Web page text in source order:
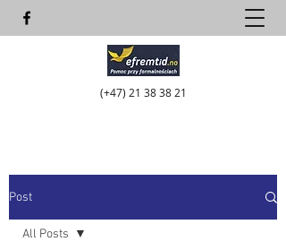
(+47) 21 38 38 21
Post
All Posts